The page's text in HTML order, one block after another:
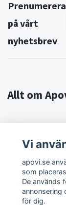
Prenumerera
på vårt
nyhetsbrev
Allt om
Om Apovi
Sociala
Vi
apovi.se
som
De används
annonsering
för dig.